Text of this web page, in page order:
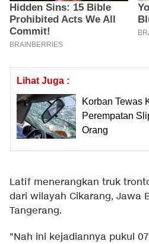
Lihat Juga :
Korban Tewas
Perempatan
Orang
Latif menerangkan truk
dari wilayah Cikarang, Jawa
Tangerang.
"Nah ini kejadiannya pukul